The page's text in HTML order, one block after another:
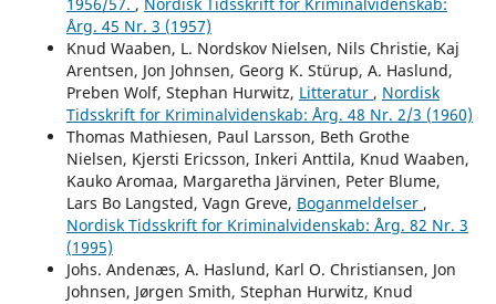
Årg. 45 Nr. 3 (1957)
Knud Waaben, L. Nordskov Nielsen, Nils Christie, Kaj
Arentsen, Jon Johnsen, Georg K. Stürup, A. Haslund,
Preben Wolf, Stephan Hurwitz, Litteratur , Nordisk
Tidsskrift for Kriminalvidenskab: Årg. 48 Nr. 2/3 (1960)
Thomas Mathiesen, Paul Larsson, Beth Grothe
Nielsen, Kjersti Ericsson, Inkeri Anttila, Knud Waaben,
Kauko Aromaa, Margaretha Järvinen, Peter Blume,
Lars Bo Langsted, Vagn Greve, Boganmeldelser ,
Nordisk Tidsskrift for Kriminalvidenskab: Årg. 82 Nr. 3
(1995)
Johs. Andenæs, A. Haslund, Karl O. Christiansen, Jon
Johnsen, Jørgen Smith, Stephan Hurwitz, Knud